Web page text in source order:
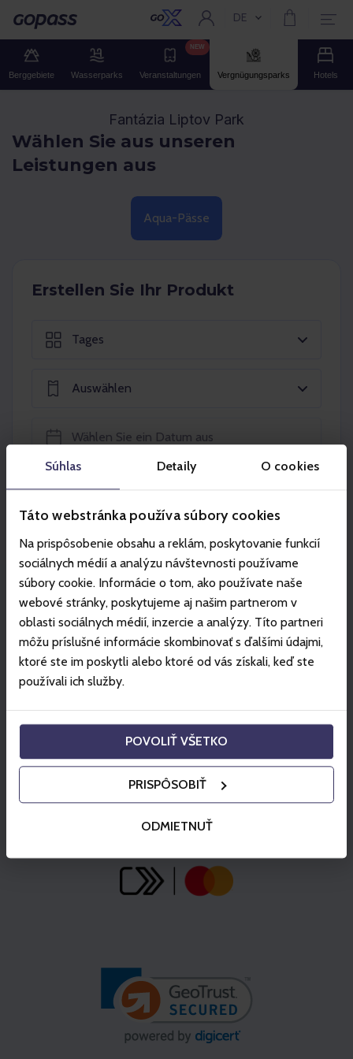
Súhlas Detaily O cookies
Táto webstránka používa súbory cookies
Na prispôsobenie obsahu a reklám, poskytovanie funkcií
sociálnych médií a analýzu návštevnosti používame
súbory cookie. Informácie o tom, ako používate naše
webové stránky, poskytujeme aj našim partnerom v
oblasti sociálnych médií, inzercie a analýzy. Títo partneri
môžu príslušné informácie skombinovať s ďalšími údajmi,
ktoré ste im poskytli alebo ktoré od vás získali, keď ste
používali ich služby.
POVOLIŤ VŠETKO
PRISPÔSOBIŤ
ODMIETNUŤ
Gopass Aktuelle Sprache:
DE
Berggebiete Wasserparks Veranstaltungen
NEW
Vergnügungsparks Hotels
Fantázia Liptov Park
Wählen Sie aus unseren
Leistungen aus
Aqua-Pässe
Erstellen Sie Ihr Produkt
Tages
Auswählen
In den Warenkorb legen
Partner